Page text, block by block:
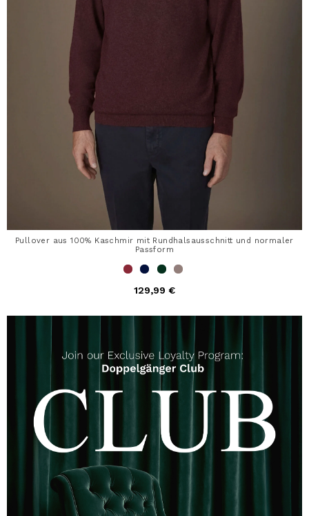
Pullover aus 100% Kaschmir mit Rundhalsausschnitt und normaler
Passform
129,99 €